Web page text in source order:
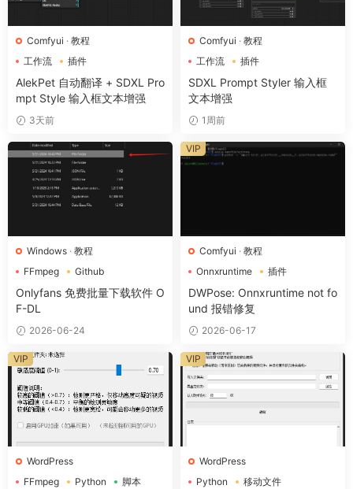
Comfyui · 教程
工作流
插件
AlekPet 自动翻译 + SDXL Pro
mpt Style 输入框文本增强
3天前
Comfyui · 教程
工作流
插件
SDXL Prompt Styler 输入框
文本增强
1周前
Windows · 教程
FFmpeg
Github
Onlyfans
Onlyfans 免费批量下载软件 O
F-DL
2026-06-24
Comfyui · 教程
Onnxruntime
插件
DWPose: Onnxruntime not fo
und 报错修复
2026-06-17
VIP
WordPress
FFmpeg
Python 脚本
VIP
WordPress
Python
移动文件
VIP